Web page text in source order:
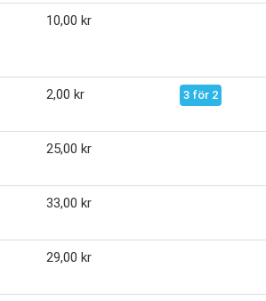
10,00 kr
2,00 kr 3 för 2
25,00 kr
33,00 kr
29,00 kr